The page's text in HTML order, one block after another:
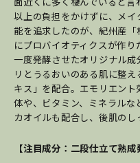
以上の負担をかけずに、メ
能を追求したのが、紀州産
にプロバイオティクスが作
一度発酵させたオリジナル
リとうるおいのある肌に整
キス」を配合。エモリエン
体や、ビタミン、ミネラル
カオイルも配合し、後肌のし
【注目成分：二段仕立て熟成